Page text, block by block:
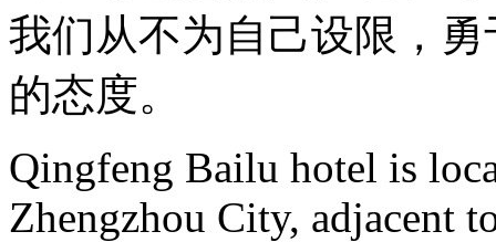
我们从不为自己设限，
的态度。
Qingfeng Bailu hotel is
Zhengzhou City, adjacent